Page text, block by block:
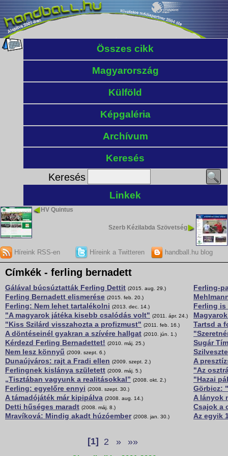
Összes cikk
Magyarország
Külföld
Képgaléria
Archívum
Keresés
Keresés
Linkek
HV Quintus
Szerb Kézilabda Szövetség
Híreink RSS-en Híreink a Twitteren handball.hu blog
Címkék - ferling bernadett
Gálával búcsúztatták Ferling Dettit (2015. aug. 29.)
Ferling Bernadett elismerése (2015. feb. 20.)
Ferling: Nem lehet tartalékolni (2013. dec. 14.)
"A magyarok játéka kisebb csalódás volt" (2011. ápr. 24.)
"Kiss Szilárd visszahozta a profizmust" (2011. feb. 16.)
A döntéseinél gyakran a szívére hallgat (2010. jún. 1.)
Kérdezd Ferling Bernadettet! (2010. máj. 25.)
Nem lesz könnyű (2009. szept. 6.)
Dunaújváros: rajt a Fradi ellen (2009. szept. 2.)
Ferlingnek kislánya született (2009. máj. 5.)
„Tisztában vagyunk a realitásokkal” (2008. okt. 2.)
Ferling: egyelőre ennyi (2008. szept. 30.)
A támadójáték már kipipálva (2008. aug. 14.)
Detti hűséges maradt (2008. máj. 8.)
Mravíková: Mindig akadt húzóember (2008. jan. 30.)
Ferling-
Ferling is
Tartsd a
Sugár
A
"Az
"Hazai
Görbicz:
A lányok
Csajok a
Az egyik
[1] 2 » »»